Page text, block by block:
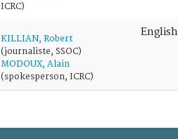
ICRC)
KILLIAN, Robert
(journaliste, SSOC)
MODOUX, Alain
(spokesperson, ICRC)
English